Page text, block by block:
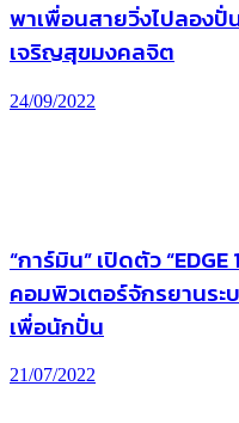
พาเพื่อนสายวิ่งไปลอง
เจริญสุขมงคลจิต
24/09/2022
“การ์มิน” เปิดตัว
คอมพิวเตอร์จักรยานร
เพื่อนักปั่น
21/07/2022